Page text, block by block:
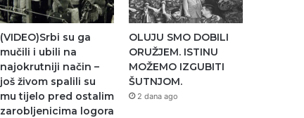
(VIDEO)Srbi su ga
mučili i ubili na
najokrutniji način –
još živom spalili su
mu tijelo pred ostalim
zarobljenicima logora
OLUJU SMO DOBILI
ORUŽJEM. ISTINU
MOŽEMO IZGUBITI
ŠUTNJOM.
2 dana ago